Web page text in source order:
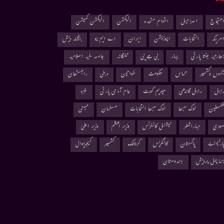
احتجاج اسرائیل اقوام متحدہ الیکشن
الیکشن کمیشن
امریکہ
انتخابات اپوزیشن ایران اے ایم یو
بنگلہ دیش
بھارتیہ جنتا پارٹی
بہار بی جے پی تلنگانہ
جامعہ ملیہ اسلامیہ
جموں وکشمیر
حماس حکومت خواتین دہلی
راجستھان
راہل
راہل گاندھی سپریم کورٹ عام آدمی پارٹی
غزہ
فلسطین
لوک سبھا لوک سبھا انتخابات مسلمان
ممبئی
مودی
مہاراشٹر نیشنل کانفرنس وزیر اعظم
وزیر اعلیٰ
پارلیمنٹ
پاکستان کانگریس کرناٹک کشمیر
کیجریوال
ہماچل پردیش
ہندوستان